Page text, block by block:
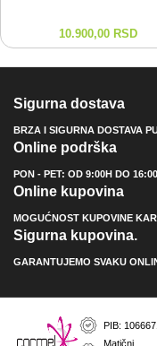
10.900,00 RSD
Sigurna dostava
BRZA I SIGURNA DOSTAVA
Online podrška
PON - PET: OD 9:00H DO
Online kupovina
MOGUĆNOST KUPOVINE
Sigurna kupovina.
GARANTUJEMO SVAKU
PIB:
Matični